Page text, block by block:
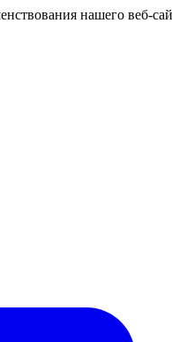
нашего веб-